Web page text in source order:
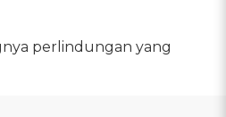
perlindungan yang